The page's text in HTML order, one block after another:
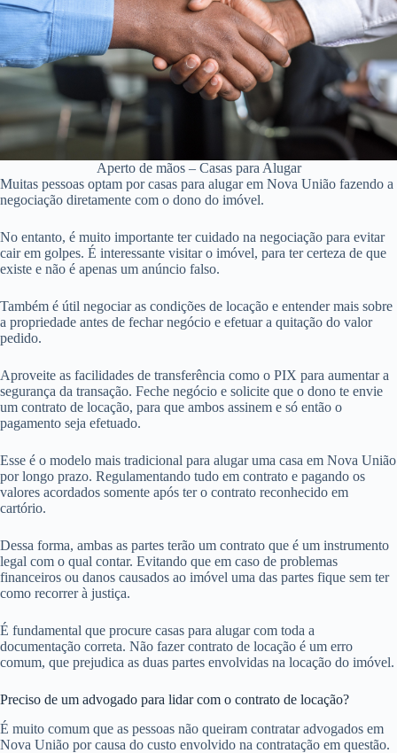
Aperto de mãos – Casas para Alugar
Muitas pessoas optam por casas para alugar em Nova União fazendo a
negociação diretamente com o dono do imóvel.
No entanto, é muito importante ter cuidado na negociação para evitar
cair em golpes. É interessante visitar o imóvel, para ter certeza de que
existe e não é apenas um anúncio falso.
Também é útil negociar as condições de locação e entender mais sobre
a propriedade antes de fechar negócio e efetuar a quitação do valor
pedido.
Aproveite as facilidades de transferência como o PIX para aumentar a
segurança da transação. Feche negócio e solicite que o dono te envie
um contrato de locação, para que ambos assinem e só então o
pagamento seja efetuado.
Esse é o modelo mais tradicional para alugar uma casa em Nova União
por longo prazo. Regulamentando tudo em contrato e pagando os
valores acordados somente após ter o contrato reconhecido em
cartório.
Dessa forma, ambas as partes terão um contrato que é um instrumento
legal com o qual contar. Evitando que em caso de problemas
financeiros ou danos causados ao imóvel uma das partes fique sem ter
como recorrer à justiça.
É fundamental que procure casas para alugar com toda a
documentação correta. Não fazer contrato de locação é um erro
comum, que prejudica as duas partes envolvidas na locação do imóvel.
Preciso de um advogado para lidar com o contrato de locação?
É muito comum que as pessoas não queiram contratar advogados em
Nova União por causa do custo envolvido na contratação em questão.